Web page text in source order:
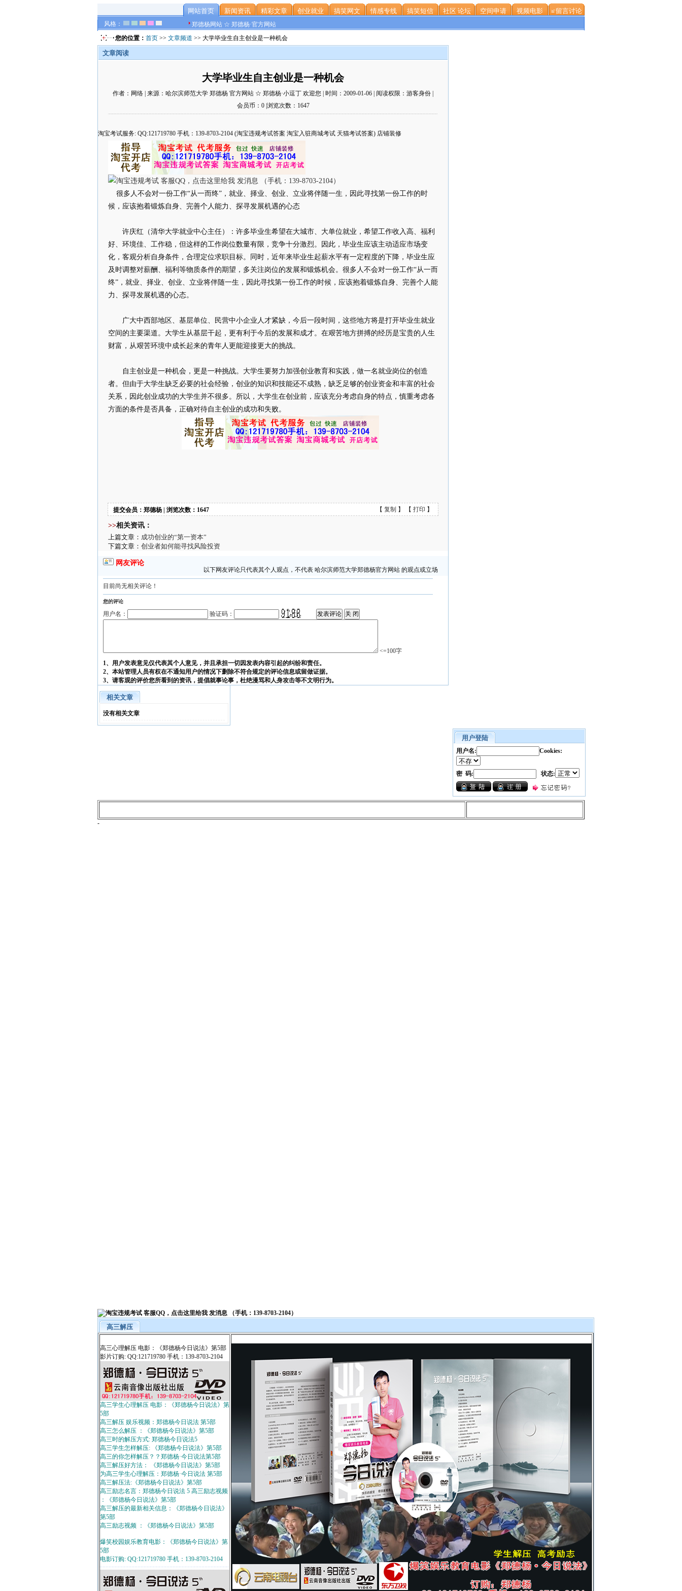
风格：
网站首页 新闻资讯 精彩文章 创业就业 搞笑网文 情感专线 搞笑短信 社区 论坛 空间申请 视频电影 ≌留言讨论
郑德杨网站 ☆ 郑德杨·官方网站
您的位置： 首页 >> 文章频道 >> 大学毕业生自主创业是一种机会
文章阅读
大学毕业生自主创业是一种机会
作者：网络 | 来源：哈尔滨师范大学 郑德杨 官方网站 ☆ 郑德杨·小逗丁 欢迎您 | 时间：2009-01-06 | 阅读权限：游客身份 |
会员币：0 |浏览次数：1647
淘宝考试服务: QQ:121719780 手机：139-8703-2104 (淘宝违规考试答案 淘宝入驻商城考试 天猫考试答案) 店铺装修
很多人不会对一份工作“从一而终”，就业、择业、创业、立业将伴随一生，因此寻找第一份工作的时
候，应该抱着锻炼自身、完善个人能力、探寻发展机遇的心态
许庆红（清华大学就业中心主任）：许多毕业生希望在大城市、大单位就业，希望工作收入高、福利
好、环境佳、工作稳，但这样的工作岗位数量有限，竞争十分激烈。因此，毕业生应该主动适应市场变
化，客观分析自身条件，合理定位求职目标。同时，近年来毕业生起薪水平有一定程度的下降，毕业生应
及时调整对薪酬、福利等物质条件的期望，多关注岗位的发展和锻炼机会。很多人不会对一份工作“从一而
终”，就业、择业、创业、立业将伴随一生，因此寻找第一份工作的时候，应该抱着锻炼自身、完善个人能
力、探寻发展机遇的心态。
广大中西部地区、基层单位、民营中小企业人才紧缺，今后一段时间，这些地方将是打开毕业生就业
空间的主要渠道。大学生从基层干起，更有利于今后的发展和成才。在艰苦地方拼搏的经历是宝贵的人生
财富，从艰苦环境中成长起来的青年人更能迎接更大的挑战。
自主创业是一种机会，更是一种挑战。大学生要努力加强创业教育和实践，做一名就业岗位的创造
者。但由于大学生缺乏必要的社会经验，创业的知识和技能还不成熟，缺乏足够的创业资金和丰富的社会
关系，因此创业成功的大学生并不很多。所以，大学生在创业前，应该充分考虑自身的特点，慎重考虑各
方面的条件是否具备，正确对待自主创业的成功和失败。
提交会员：郑德杨 | 浏览次数：1647 【 复制 】 【 打印 】
>>相关资讯：
上篇文章： 成功创业的“第一资本”
下篇文章： 创业者如何能寻找风险投资
网友评论
以下网友评论只代表其个人观点，不代表 哈尔滨师范大学郑德杨官方网站 的观点或立场
目前尚无相关评论！
您的评论
用户名： 验证码：
<=100字
1、用户发表意见仅代表其个人意见，并且承担一切因发表内容引起的纠纷和责任。
2、本站管理人员有权在不通知用户的情况下删除不符合规定的评论信息或留做证据。
3、请客观的评价您所看到的资讯，提倡就事论事，杜绝漫骂和人身攻击等不文明行为。
相关文章
没有相关文章
用户登陆
用户名: Cookies:
密 码: 状态:
-
高三解压
高三心理解压 电影：《郑德杨今日说法》第5部
影片订购: QQ:121719780 手机：139-8703-2104
高三学生心理解压 电影：《郑德杨今日说法》第
5部
高三解压 娱乐视频：郑德杨今日说法 第5部
高三怎么解压 ：《郑德杨今日说法》第5部
高三时的解压方式: 郑德杨今日说法5
高三学生怎样解压: 《郑德杨今日说法》第5部
高三的你怎样解压？？郑德杨·今日说法第5部
高三解压好方法： 《郑德杨今日说法》第5部
为高三学生心理解压：郑德杨·今日说法 第5部
高三解压法:《郑德杨今日说法》第5部
高三励志名言：郑德杨今日说法 5 高三励志视频
：《郑德杨今日说法》第5部
高三解压的最新相关信息：《郑德杨今日说法》
第5部
高三励志视频 ：《郑德杨今日说法》第5部
爆笑校园娱乐教育电影：《郑德杨今日说法》第
5部
电影订购: QQ:121719780 手机：139-8703-2104